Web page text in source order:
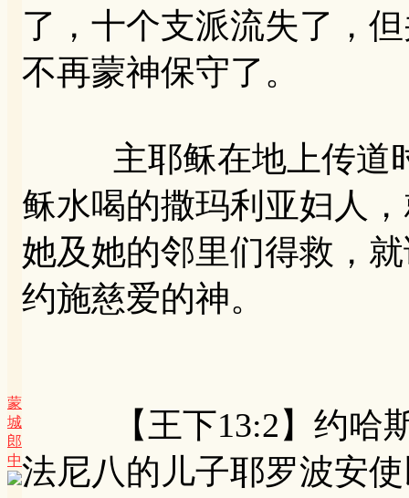
蒙
城
郎
中
了，十个支派流失了，
不再蒙神保守了。
主耶稣在地上传道时
稣水喝的撒玛利亚妇人
她及她的邻里们得救，
约施慈爱的神。
【王下13:2】约哈斯
法尼八的儿子耶罗波安